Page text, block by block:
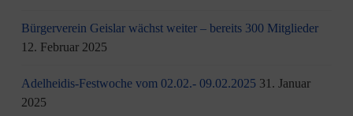
Bürgerverein Geislar wächst weiter – bereits 300 Mitglieder
12. Februar 2025
Adelheidis-Festwoche vom 02.02.- 09.02.2025 31. Januar
2025